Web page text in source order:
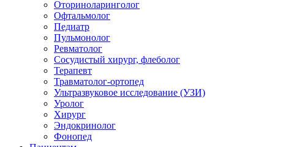
Оториноларинголог
Офтальмолог
Педиатр
Пульмонолог
Ревматолог
Сосудистый хирург, флеболог
Терапевт
Травматолог-ортопед
Ультразвуковое исследование (УЗИ)
Уролог
Хирург
Эндокринолог
Фонопед